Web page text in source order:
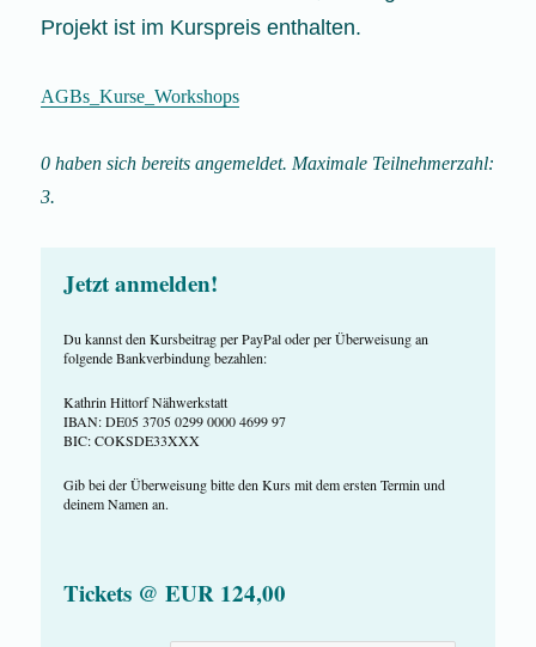
Projekt ist im Kurspreis enthalten.
AGBs_Kurse_Workshops
0 haben sich bereits angemeldet. Maximale Teilnehmerzahl:
3.
Jetzt anmelden!
Du kannst den Kursbeitrag per PayPal oder per Überweisung an
folgende Bankverbindung bezahlen:
Kathrin Hittorf Nähwerkstatt
IBAN: DE05 3705 0299 0000 4699 97
BIC: COKSDE33XXX
Gib bei der Überweisung bitte den Kurs mit dem ersten Termin und
deinem Namen an.
Tickets @ EUR 124,00